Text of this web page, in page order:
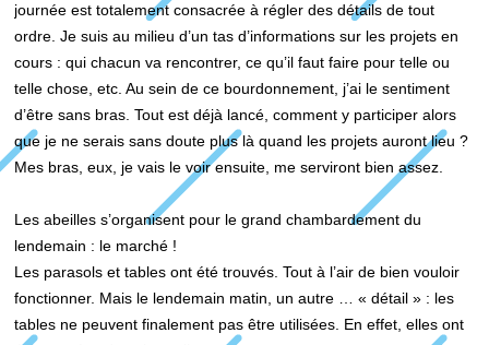
journée est totalement consacrée à régler des détails de tout
ordre. Je suis au milieu d’un tas d’informations sur les projets en
cours : qui chacun va rencontrer, ce qu’il faut faire pour telle ou
telle chose, etc. Au sein de ce bourdonnement, j’ai le sentiment
d’être sans bras. Tout est déjà lancé, comment y participer alors
que je ne serais sans doute plus là quand les projets auront lieu ?
Mes bras, eux, je vais le voir ensuite, me serviront bien assez.
Les abeilles s’organisent pour le grand chambardement du
lendemain : le marché !
Les parasols et tables ont été trouvés. Tout à l’air de bien vouloir
fonctionner. Mais le lendemain matin, un autre … « détail » : les
tables ne peuvent finalement pas être utilisées. En effet, elles ont